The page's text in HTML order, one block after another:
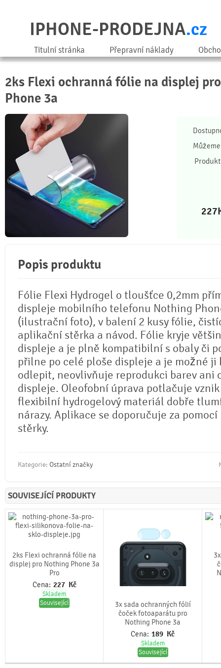
IPHONE-PRODEJNA.cz
Titulní stránka Přepravní náklady
2ks Flexi ochranná fólie na displej
Phone 3a
227
Popis produktu
Fólie Flexi Hydrogel o tloušťce 0,2mm
displeje mobilního telefonu Nothing
(ilustrační foto), v balení 2 kusy fólie,
aplikační stěrka a návod. Fólie kryje
displeje a je plně kompatibilní s obaly či
přilne po celé ploše displeje a je možné ji
odlepit, neovlivňuje reprodukci barev ani
displeje. Oleofobní úprava potlačuje
flexibilní hydrogelový materiál dobře
nárazy. Aplikace se doporučuje za
stěrky.
Kategorie: Ostatní značky
SOUVISEJÍCÍ PRODUKTY
2ks Flexi ochranná fólie na
displej pro Nothing Phone 3a
Pro
Cena: 227 Kč
Skladem
Související
3x sada ochranných fólií
čoček fotoaparátu pro
Nothing Phone 3a
Cena: 189 Kč
Skladem
Související